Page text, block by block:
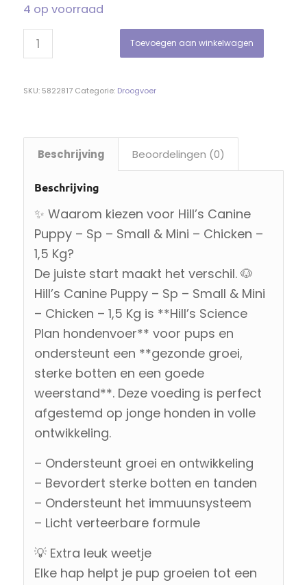
4 op voorraad
Toevoegen aan winkelwagen
SKU: 5822817 Categorie: Droogvoer
Beschrijving Beoordelingen (0)
Beschrijving
✨ Waarom kiezen voor Hill’s Canine
Puppy – Sp – Small & Mini – Chicken –
1,5 Kg?
De juiste start maakt het verschil. 🐶
Hill’s Canine Puppy – Sp – Small & Mini
– Chicken – 1,5 Kg is **Hill’s Science
Plan hondenvoer** voor pups en
ondersteunt een **gezonde groei,
sterke botten en een goede
weerstand**. Deze voeding is perfect
afgestemd op jonge honden in volle
ontwikkeling.
– Ondersteunt groei en ontwikkeling
– Bevordert sterke botten en tanden
– Ondersteunt het immuunsysteem
– Licht verteerbare formule
💡 Extra leuk weetje
Elke hap helpt je pup groeien tot een